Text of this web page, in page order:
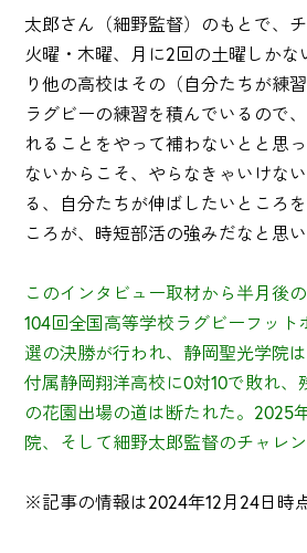
太郎さん（細野監督）のもとで、
火曜・木曜、月に2回の土曜しかな
り他の高校はその（自分たちが練
ラグビーの練習を積んでいるので
れることをやって補わないとと思
ないからこそ、やらなきゃいけな
る、自分たちが伸ばしたいところ
ころが、時短部活の強みだなと思い
このインタビュー取材から半月後
104回全国高等学校ラグビーフット
選の決勝が行われ、静岡聖光学院
付属静岡翔洋高校に0対10で敗れ、
の花園出場の道は断たれた。2025
院、そして細野太郎監督のチャレ
※記事の情報は2024年12月24日時